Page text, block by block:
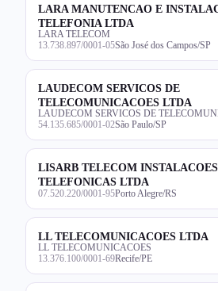
LARA MANUTENCAO E
TELEFONIA LTDA
LARA TELECOM
13.738.897/0001-05São José dos Campos/SP
LAUDECOM SERVICOS DE
TELECOMUNICACOES LTDA
LAUDECOM SERVICOS DE
54.135.685/0001-02São Paulo/SP
LISARB TELECOM
TELEFONICAS LTDA
07.520.220/0001-95Porto Alegre/RS
LL TELECOMUNICACOES LTDA
LL TELECOMUNICACOES
13.376.100/0001-69Recife/PE